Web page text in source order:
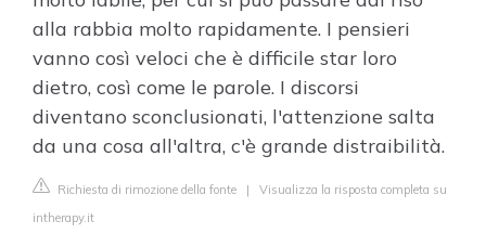
alla rabbia molto rapidamente. I pensieri
vanno così veloci che è difficile star loro
dietro, così come le parole. I discorsi
diventano sconclusionati, l'attenzione salta
da una cosa all'altra, c'è grande distraibilità.
Richiesta di rimozione della fonte | Visualizza la risposta completa su
intherapy.it